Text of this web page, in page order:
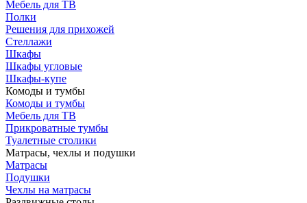
Мебель для ТВ
Полки
Решения для прихожей
Стеллажи
Шкафы
Шкафы угловые
Шкафы-купе
Комоды и тумбы
Комоды и тумбы
Мебель для ТВ
Прикроватные тумбы
Туалетные столики
Матрасы, чехлы и подушки
Матрасы
Подушки
Чехлы на матрасы